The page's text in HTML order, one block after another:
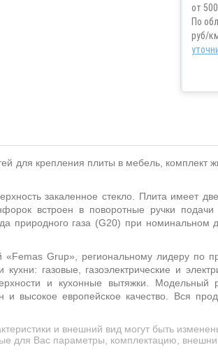
от
По
руб/
для крепления плиты в мебель, комплект
закаленное стекло. Плита имеет
встроен в поворотные ручки
природного газа (G20) при номинальном
Grup», региональному лидеру по
газовые, газоэлектрические и
и кухонные вытяжки. Модельный
высокое европейское качество. Вся
и внешний вид могут быть
для Вас параметры, комплектацию,